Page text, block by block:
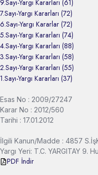
9.Sayı-Yargı Kararları (61)
7.Sayı-Yargı Kararları (72)
6.Sayı-Yargı Kararlar (72)
5.Sayı-Yargı Kararları (74)
4.Sayı-Yargı Kararları (88)
3.Sayı-Yargı Kararları (58)
2.Sayı-Yargı Kararları (55)
1.Sayı-Yargı Kararları (37)
Esas No : 2009/27247
Karar No : 2012/560
Tarihi : 17.01.2012
İlgili Kanun/Madde : 4857
Yargı Yeri: T.C. YARGITAY 9.
PDF İndir